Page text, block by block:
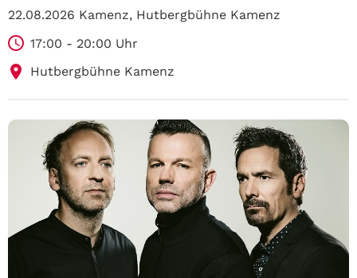
22.08.2026 Kamenz, Hutbergbühne Kamenz
17:00 - 20:00 Uhr
Hutbergbühne Kamenz